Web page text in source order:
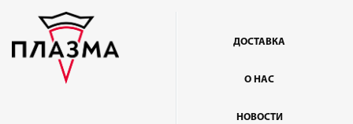
ДОСТАВКА
О НАС
НОВОСТИ